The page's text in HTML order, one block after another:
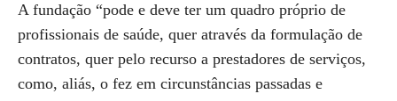
A fundação “pode e deve ter um quadro próprio de
profissionais de saúde, quer através da formulação de
contratos, quer pelo recurso a prestadores de serviços,
como, aliás, o fez em circunstâncias passadas e